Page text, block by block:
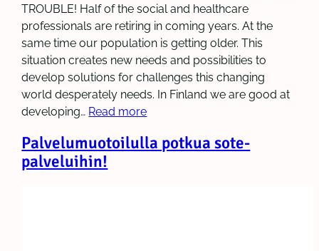
TROUBLE! Half of the social and healthcare
professionals are retiring in coming years. At the
same time our population is getting older. This
situation creates new needs and possibilities to
develop solutions for challenges this changing
world desperately needs. In Finland we are good at
developing… Read more
Palvelumuotoilulla potkua sote-
palveluihin!